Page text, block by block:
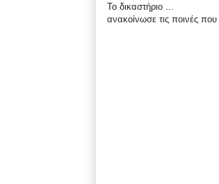
Το δικαστήριο ...
ανακοίνωσε τις ποινές